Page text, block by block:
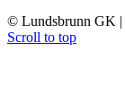
© Lundsbrunn GK |
Scroll to top